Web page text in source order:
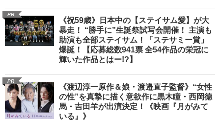
PR
《祝59歳》日本中の【ステイサム愛】が大
暴走！ “勝手に”生誕祭試写会開催！ 主演も
助演も全部ステイサム！「ステサミー賞」
爆誕！【応募総数941票 全54作品の栄冠に
輝いた作品とはー!?】
PR
《渡辺淳一原作＆娘・渡邉直子監督》“女性
の性”を真摯に描く意欲作に黒木瞳・西岡德
馬・吉田羊が出演決定！《映画『月がみて
いる』》